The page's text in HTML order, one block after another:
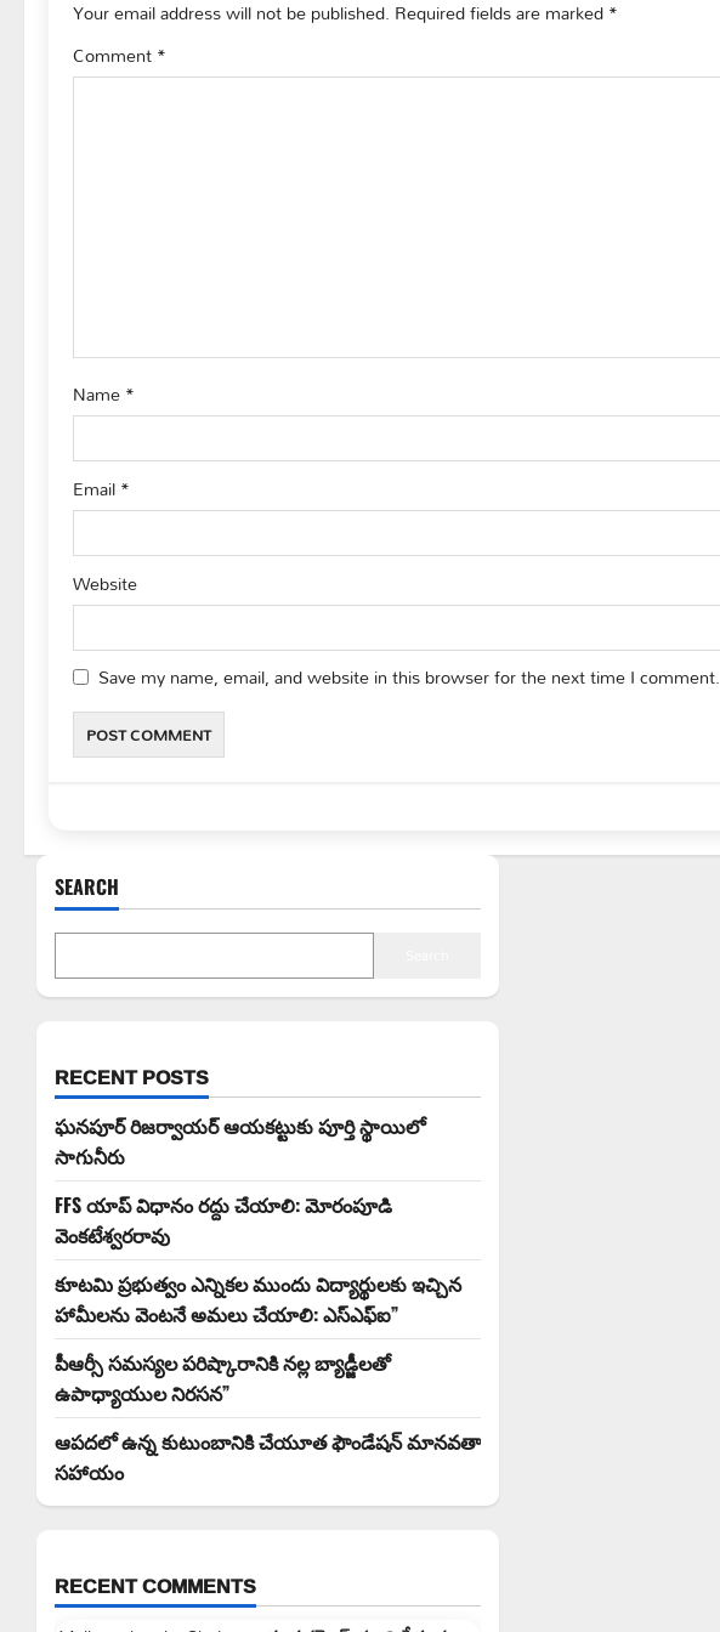
v
o
n
Your email address will not be published. Required fields are marked*
Comment*
Name*
Email*
Website
Save my name, email, and website in this browser for the next time I comment.
SEARCH
RECENT POSTS
ఘనపూర్ రిజర్వాయర్ ఆయకట్టుకు పూర్తి స్థాయిలో
సాగునీరు
FFS యాప్ విధానం రద్దు చేయాలి: మోరంపూడి
వెంకటేశ్వరరావు
కూటమి ప్రభుత్వం ఎన్నికల ముందు విద్యార్థులకు ఇచ్చిన
హామీలను వెంటనే అమలు చేయాలి: ఎస్ఎఫ్ఐ”
పీఆర్సీ సమస్యల పరిష్కారానికి నల్ల బ్యాడ్జీలతో
ఉపాధ్యాయుల నిరసన”
ఆపదలో ఉన్న కుటుంబానికి చేయూత ఫౌండేషన్ మానవతా
సహాయం
RECENT COMMENTS